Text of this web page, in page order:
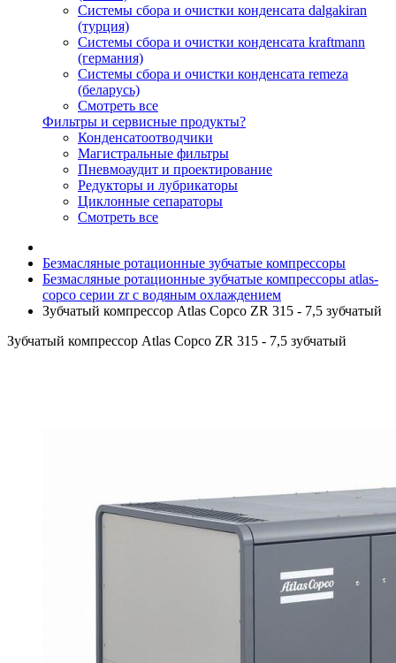
Системы сбора и очистки конденсата dalgakiran
(турция)
Системы сбора и очистки конденсата kraftmann
(германия)
Системы сбора и очистки конденсата remeza
(беларусь)
Смотреть все
Фильтры и сервисные продукты?
Конденсатоотводчики
Магистральные фильтры
Пневмоаудит и проектирование
Редукторы и лубрикаторы
Циклонные сепараторы
Смотреть все
Безмасляные ротационные зубчатые компрессоры
Безмасляные ротационные зубчатые компрессоры atlas-
copco серии zr с водяным охлаждением
Зубчатый компрессор Atlas Copco ZR 315 - 7,5 зубчатый
Зубчатый компрессор Atlas Copco ZR 315 - 7,5 зубчатый